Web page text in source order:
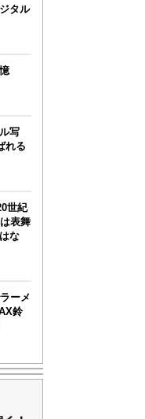
タル
憶
写
れる
世紀
表舞
な
ーメ
鈴